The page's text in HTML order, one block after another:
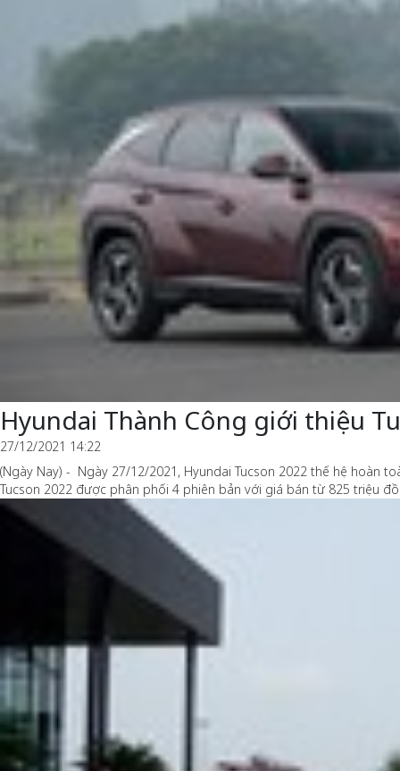
Hyundai Thành Công giới thiệu
27/12/2021 14:22
(Ngày Nay) - Ngày 27/12/2021, Hyundai Tucson 2022 thế hệ hoàn
Tucson 2022 được phân phối 4 phiên bản với giá bán từ 825 triệu